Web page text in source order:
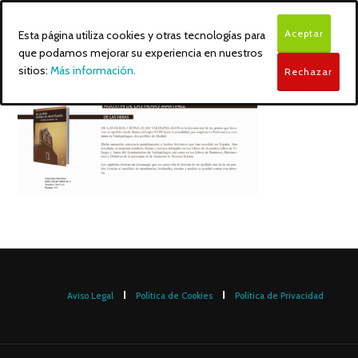
Aviso Legal Política de Cookies Política de Privacidad
Esta página utiliza cookies y otras tecnologías para
que podamos mejorar su experiencia en nuestros
sitios: Más información.
Aceptar
Rechazar